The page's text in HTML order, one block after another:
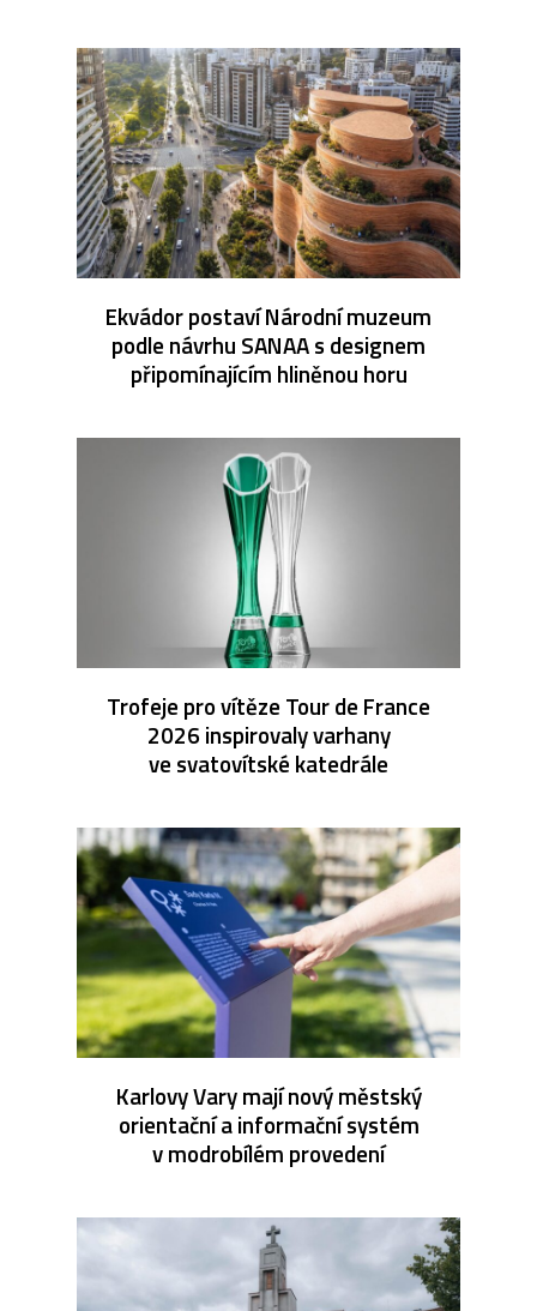
Ekvádor postaví Národní muzeum
podle návrhu SANAA s designem
připomínajícím hliněnou horu
Trofeje pro vítěze Tour de France
2026 inspirovaly varhany
ve svatovítské katedrále
Karlovy Vary mají nový městský
orientační a informační systém
v modrobílém provedení